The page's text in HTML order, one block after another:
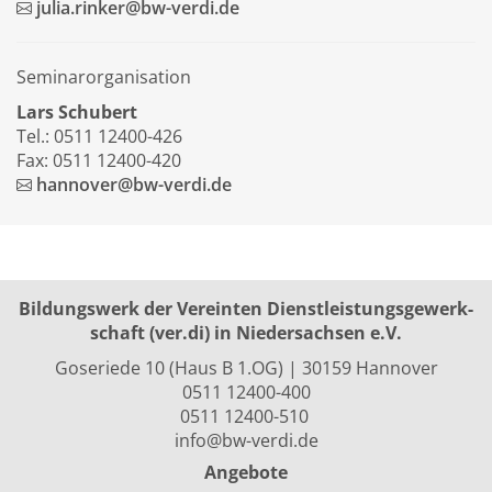
julia.rinker@bw-verdi.de
Seminarorganisation
Lars Schubert
Tel.: 0511 12400-426
Fax: 0511 12400-420
hannover@bw-verdi.de
Bildungswerk der Vereinten Dienst­leis­tungs­ge­werk­
schaft (ver.di) in Niedersachsen e.V.
Goseriede 10 (Haus B 1.OG) | 30159 Hannover
0511 12400-400
0511 12400-510
info@bw-verdi.de
Angebote